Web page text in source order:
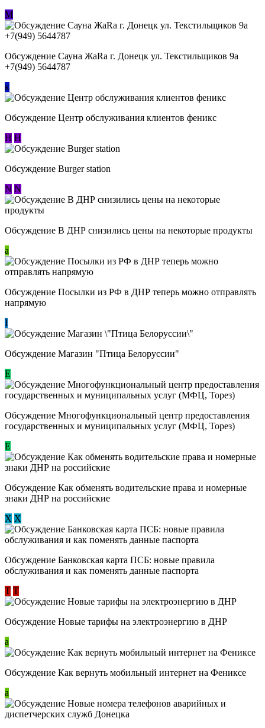
М
Обсуждение Сауна ЖаRa г. Донецк ул. Текстильщиков 9а
+7(949) 5644787
к
Обсуждение Центр обслуживания клиентов феникс
Н Н
Обсуждение Burger station
N N
Обсуждение В ДНР снизились цены на некоторые продукты
a
Обсуждение Посылки из РФ в ДНР теперь можно отправлять
напрямую
I
Обсуждение Магазин "Птица Белоруссии"
Е
Обсуждение Многофункциональный центр предоставления
государственных и муниципальных услуг (МФЦ, Торез)
E
Обсуждение ​Как обменять водительские права и номерные
знаки ДНР на российские
Х Х
Обсуждение ​Банковская карта ПСБ: новые правила
обслуживания и как поменять данные паспорта
Т Т
Обсуждение Новые тарифы на электроэнергию в ДНР
a
Обсуждение Как вернуть мобильный интернет на Фениксе
a